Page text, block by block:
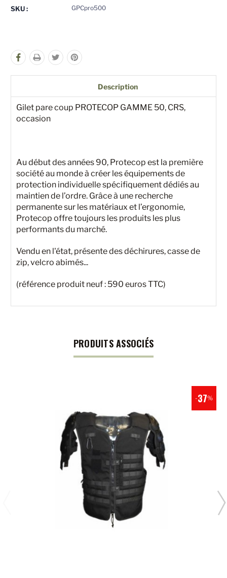
SKU : GPCpro500
Description
Gilet pare coup PROTECOP GAMME 50, CRS,
occasion
Au début des années 90, Protecop est la première
société au monde à créer les équipements de
protection individuelle spécifiquement dédiés au
maintien de l’ordre. Grâce à une recherche
permanente sur les matériaux et l’ergonomie,
Protecop offre toujours les produits les plus
performants du marché.
Vendu en l'état, présente des déchirures, casse de
zip, velcro abimés...
(référence produit neuf : 590 euros TTC)
PRODUITS ASSOCIÉS
-37%